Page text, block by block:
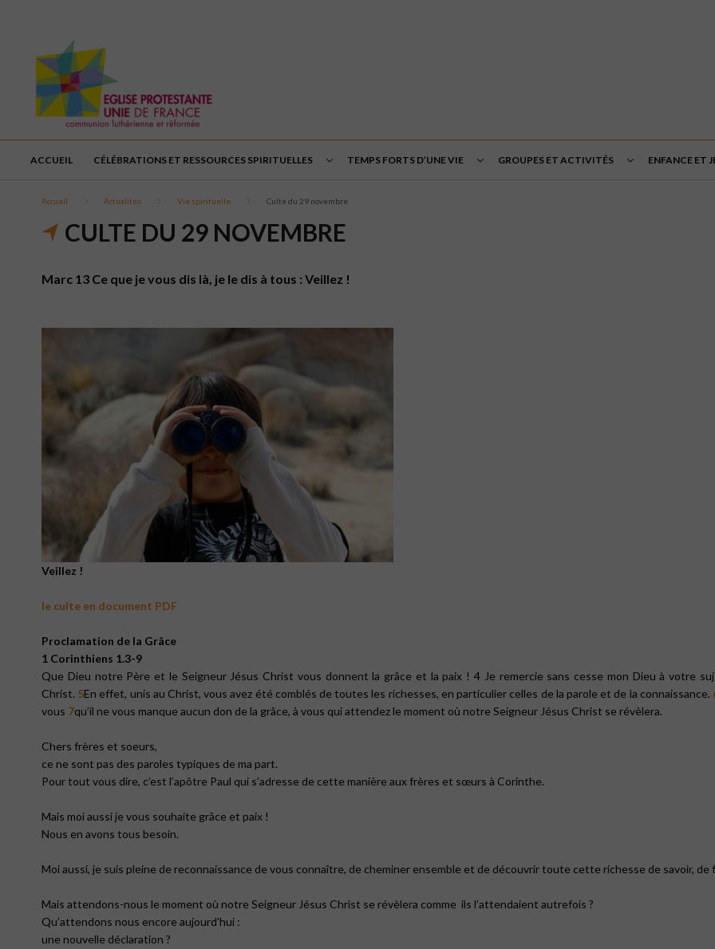
ACCUEIL CÉLÉBRATIONS ET RESSOURCES SPIRITUELLES TEMPS FORTS D’UNE VIE GROUPES ET ACTIVITÉS ENFANCE ET
Accueil Actualités Vie spirituelle Culte du 29 novembre
CULTE DU 29 NOVEMBRE
Marc 13 Ce que je vous dis là, je le dis à tous : Veillez !
Veillez !
le culte en document PDF
Proclamation de la Grâce
1 Corinthiens 1.3-9
Que Dieu notre Père et le Seigneur Jésus Christ vous donnent la grâce et la paix ! 4 Je remercie sans cesse mon Dieu à votre
Christ. 5En effet, unis au Christ, vous avez été comblés de toutes les richesses, en particulier celles de la parole et de la connaissance.
vous 7qu’il ne vous manque aucun don de la grâce, à vous qui attendez le moment où notre Seigneur Jésus Christ se révèlera.
Chers frères et soeurs,
ce ne sont pas des paroles typiques de ma part.
Pour tout vous dire, c’est l’apôtre Paul qui s’adresse de cette manière aux frères et sœurs à Corinthe.
Mais moi aussi je vous souhaite grâce et paix !
Nous en avons tous besoin.
Moi aussi, je suis pleine de reconnaissance de vous connaître, de cheminer ensemble et de découvrir toute cette richesse de savoir, de
Mais attendons-nous le moment où notre Seigneur Jésus Christ se révèlera comme ils l’attendaient autrefois ?
Qu’attendons nous encore aujourd’hui :
une nouvelle déclaration ?